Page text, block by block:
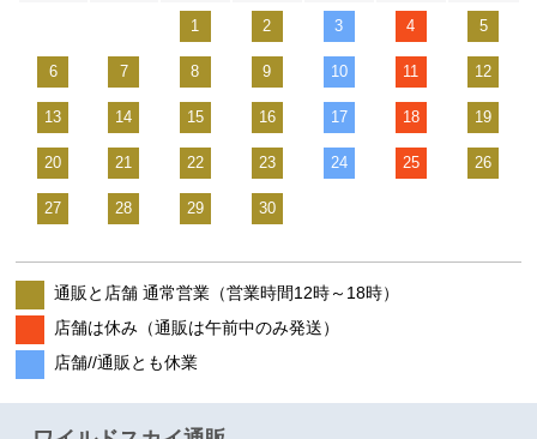
1 2 3 4 5
6 7 8 9 10 11 12
13 14 15 16 17 18 19
20 21 22 23 24 25 26
27 28 29 30
通販と店舗 通常営業（営業時間12時～18時）
店舗は休み（通販は午前中のみ発送）
店舗//通販とも休業